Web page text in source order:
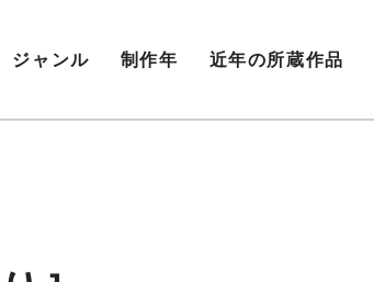
ジャンル 制作年 近年の所蔵作品